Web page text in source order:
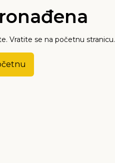
Vratite se na početnu stranicu.